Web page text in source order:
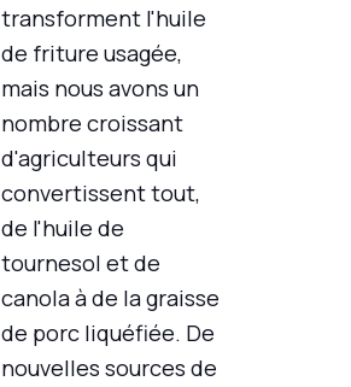
transforment l'huile
de friture usagée,
mais nous avons un
nombre croissant
d'agriculteurs qui
convertissent tout,
de l'huile de
tournesol et de
canola à de la graisse
de porc liquéfiée. De
nouvelles sources de